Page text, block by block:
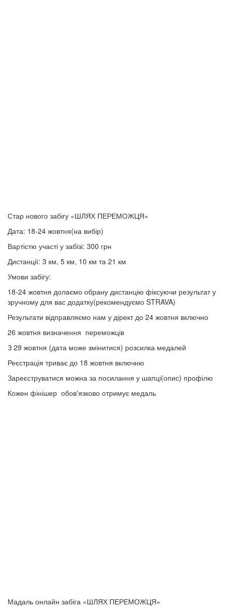
Стар нового забігу «ШЛЯХ ПЕРЕМОЖЦЯ»
Дата: 18-24 жовтня(на вибір)
Вартістю участі у забізі: 300 грн
Дистанції: 3 км, 5 км, 10 км та 21 км
Умови забігу:
18-24 жовтня долаємо обрану дистанцію фіксуючи результат у
зручному для вас додатку(рекомендуємо STRAVA)
Результати відправляємо нам у дірект до 24 жовтня включно
26 жовтня визначення переможців
З 29 жовтня (дата може змінитися) розсилка медалей
Реєстрація триває до 18 жовтня включню
Зареєструватися можна за посилання у шапці(опис) профілю
Кожен фінішер обов'язково отримує медаль
Мадаль онлайн забіга «ШЛЯХ ПЕРЕМОЖЦЯ»